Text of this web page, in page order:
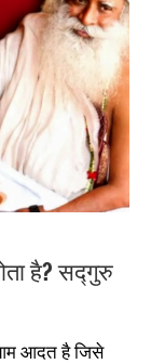
है? सद्गुरु
आम आदत है जिसे